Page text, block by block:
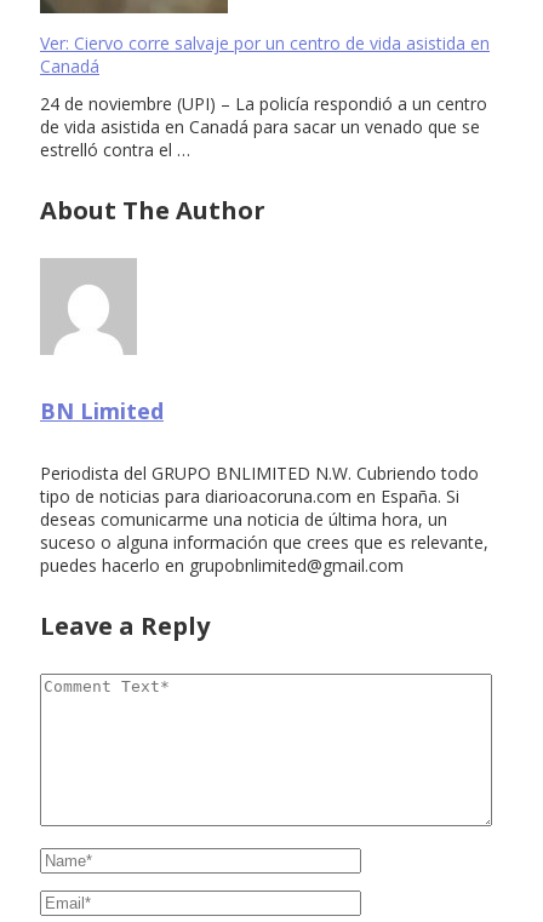
Ver: Ciervo corre salvaje por un centro de vida asistida en
Canadá
24 de noviembre (UPI) – La policía respondió a un centro
de vida asistida en Canadá para sacar un venado que se
estrelló contra el …
About The Author
BN Limited
Periodista del GRUPO BNLIMITED N.W. Cubriendo todo
tipo de noticias para diarioacoruna.com en España. Si
deseas comunicarme una noticia de última hora, un
suceso o alguna información que crees que es relevante,
puedes hacerlo en grupobnlimited@gmail.com
Leave a Reply